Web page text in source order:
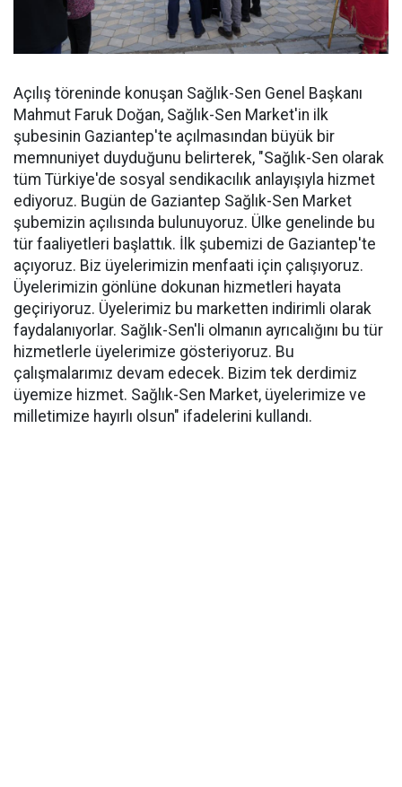
Açılış töreninde konuşan Sağlık-Sen Genel Başkanı
Mahmut Faruk Doğan, Sağlık-Sen Market'in ilk
şubesinin Gaziantep'te açılmasından büyük bir
memnuniyet duyduğunu belirterek, "Sağlık-Sen olarak
tüm Türkiye'de sosyal sendikacılık anlayışıyla hizmet
ediyoruz. Bugün de Gaziantep Sağlık-Sen Market
şubemizin açılısında bulunuyoruz. Ülke genelinde bu
tür faaliyetleri başlattık. İlk şubemizi de Gaziantep'te
açıyoruz. Biz üyelerimizin menfaati için çalışıyoruz.
Üyelerimizin gönlüne dokunan hizmetleri hayata
geçiriyoruz. Üyelerimiz bu marketten indirimli olarak
faydalanıyorlar. Sağlık-Sen'li olmanın ayrıcalığını bu tür
hizmetlerle üyelerimize gösteriyoruz. Bu
çalışmalarımız devam edecek. Bizim tek derdimiz
üyemize hizmet. Sağlık-Sen Market, üyelerimize ve
milletimize hayırlı olsun" ifadelerini kullandı.